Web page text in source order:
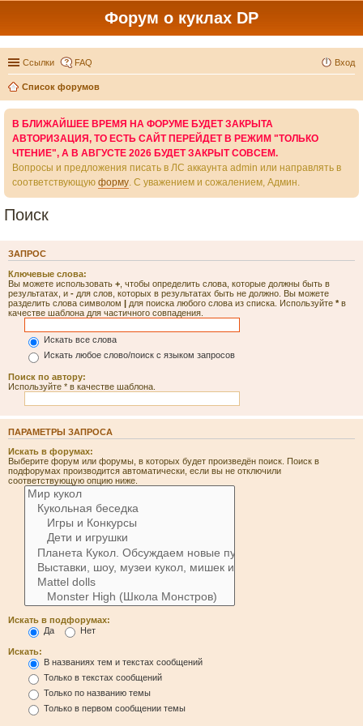
Форум о куклах DP
Ссылки FAQ Вход
Список форумов
В БЛИЖАЙШЕЕ ВРЕМЯ НА ФОРУМЕ БУДЕТ ЗАКРЫТА
АВТОРИЗАЦИЯ, ТО ЕСТЬ САЙТ ПЕРЕЙДЕТ В РЕЖИМ "ТОЛЬКО
ЧТЕНИЕ", А В АВГУСТЕ 2026 БУДЕТ ЗАКРЫТ СОВСЕМ.
Вопросы и предложения писать в ЛС аккаунта admin или направлять в
соответствующую форму. С уважением и сожалением, Админ.
Поиск
ЗАПРОС
Ключевые слова:
Вы можете использовать + , чтобы определить слова, которые должны быть в
результатах, и - для слов, которых в результатах быть не должно. Вы можете
разделить слова символом | для поиска любого слова из списка. Используйте *в
качестве шаблона для частичного совпадения.
Искать все слова
Искать любое слово/поиск с языком запросов
Поиск по автору:
Используйте * в качестве шаблона.
ПАРАМЕТРЫ ЗАПРОСА
Искать в форумах:
Выберите форум или форумы, в которых будет произведён поиск. Поиск в
подфорумах производится автоматически, если вы не отключили
соответствующую опцию ниже.
Искать в подфорумах:
Да
Нет
Искать:
В названиях тем и текстах сообщений
Только в текстах сообщений
Только по названию темы
Только в первом сообщении темы